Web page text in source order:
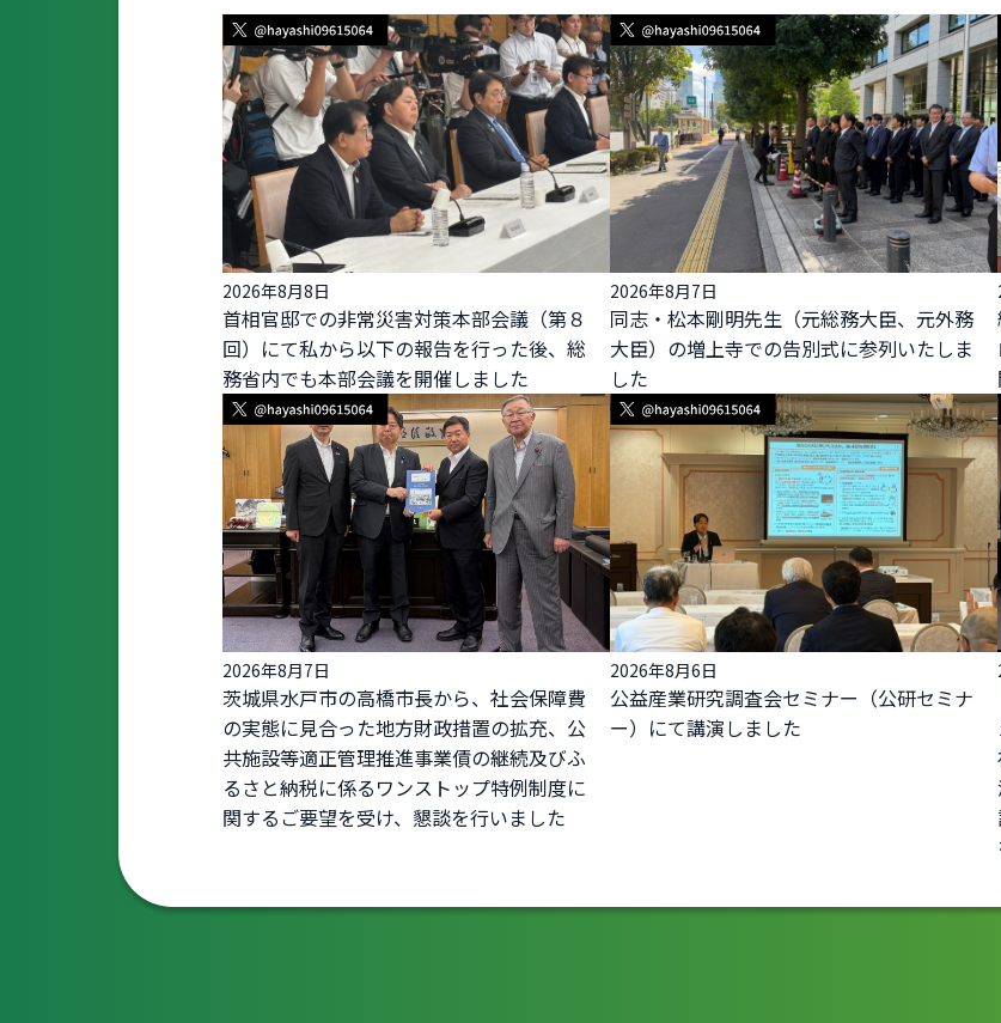
2026年8月8日
首相官邸での非常災害対策本部会議（第８
回）にて私から以下の報告を行った後、総
務省内でも本部会議を開催しました
2026年8月7日
同志・松本剛明先生（元総務大臣、元外務
大臣）の増上寺での告別式に参列いたしま
した
2026年8月7日
茨城県水戸市の高橋市長から、社会保障費
の実態に見合った地方財政措置の拡充、公
共施設等適正管理推進事業債の継続及びふ
るさと納税に係るワンストップ特例制度に
関するご要望を受け、懇談を行いました
2026年8月6日
公益産業研究調査会セミナー（公研セミナ
ー）にて講演しました